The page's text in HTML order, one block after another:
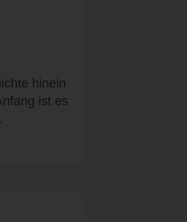
hinein
ist es